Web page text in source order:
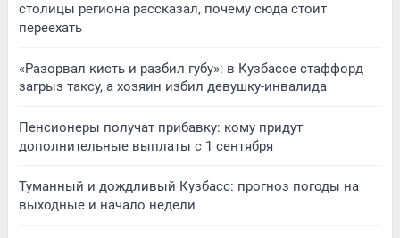
столицы региона рассказал, почему сюда стоит
переехать
«Разорвал кисть и разбил губу»: в Кузбассе стаффорд
загрыз таксу, а хозяин избил девушку-инвалида
Пенсионеры получат прибавку: кому придут
дополнительные выплаты с 1 сентября
Туманный и дождливый Кузбасс: прогноз погоды на
выходные и начало недели